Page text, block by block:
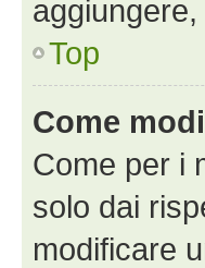
aggiungere,
Top
Come
Come per i
solo dai
modificare